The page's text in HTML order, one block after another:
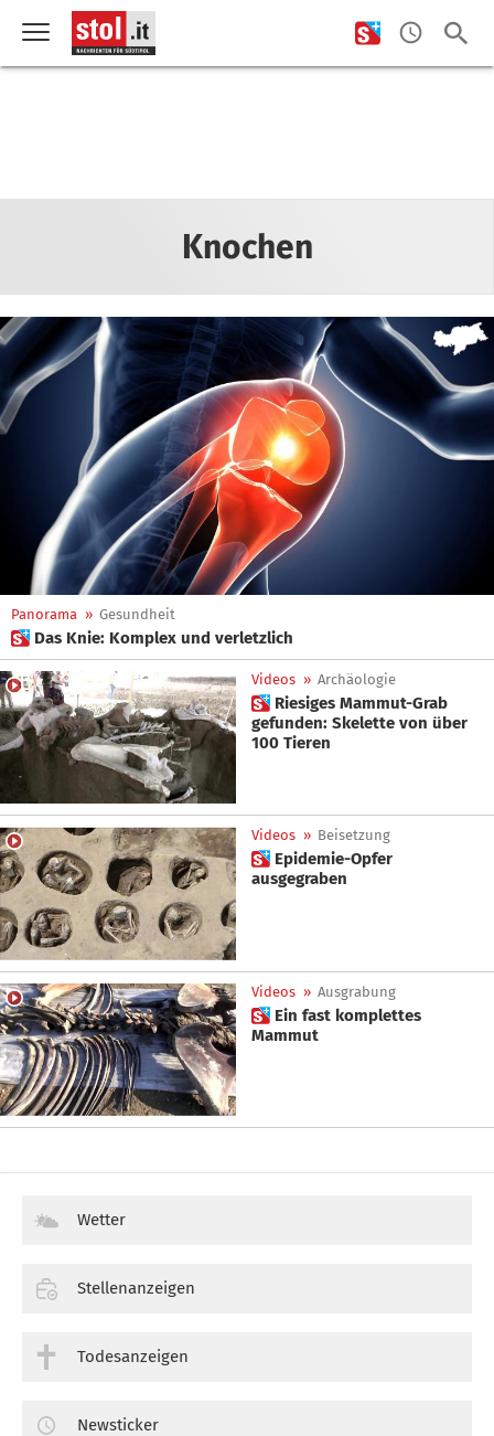
Knochen
Panorama » Gesundheit
 Das Knie: Komplex und verletzlich
Videos » Archäologie
 Riesiges Mammut-Grab
gefunden: Skelette von über
100 Tieren
Videos » Beisetzung
 Epidemie-Opfer
ausgegraben
Videos » Ausgrabung
 Ein fast komplettes
Mammut
Wetter
Stellenanzeigen
Todesanzeigen
Newsticker